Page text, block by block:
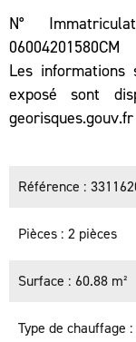
N°
06004201580CM
Les
exposé sont
georisques.gouv.fr
Référence
Pièces 2 pièces
Surface 60.88 m²
Type de chauffage